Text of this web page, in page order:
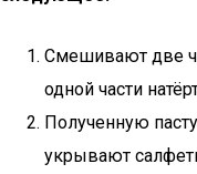
Смешивают две
одной части
Полученную
укрывают